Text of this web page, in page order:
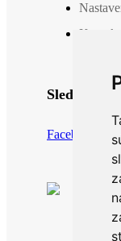
Kontakt
Sledujte nás
Facebook